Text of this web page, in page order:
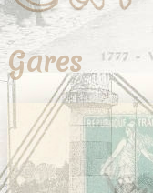
Gares